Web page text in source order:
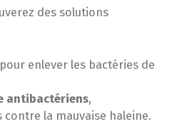
des solutions
pour enlever les bactéries de
antibactériens,
contre la mauvaise haleine.